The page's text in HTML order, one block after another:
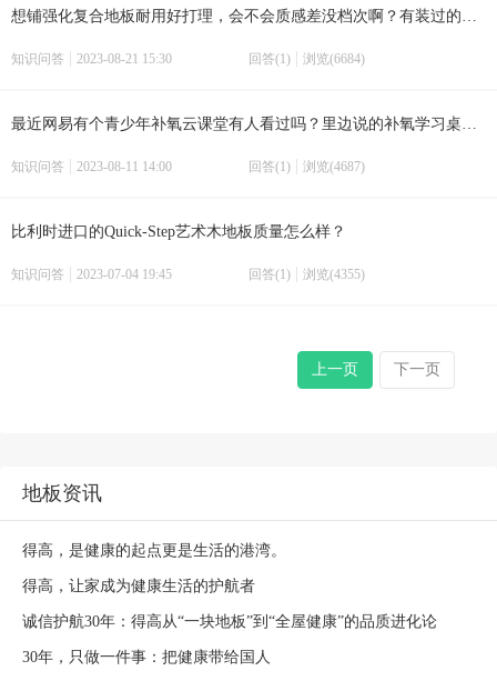
想铺强化复合地板耐用好打理，会不会质感差没档次啊？有装过的朋友能给个建议吗？
知识问答 2023-08-21 15:30 回答(1) 浏览(6684)
最近网易有个青少年补氧云课堂有人看过吗？里边说的补氧学习桌靠谱吗？
知识问答 2023-08-11 14:00 回答(1) 浏览(4687)
比利时进口的Quick-Step艺术木地板质量怎么样？
知识问答 2023-07-04 19:45 回答(1) 浏览(4355)
上一页 下一页
地板资讯
得高，是健康的起点更是生活的港湾。
得高，让家成为健康生活的护航者
诚信护航30年：得高从“一块地板”到“全屋健康”的品质进化论
30年，只做一件事：把健康带给国人